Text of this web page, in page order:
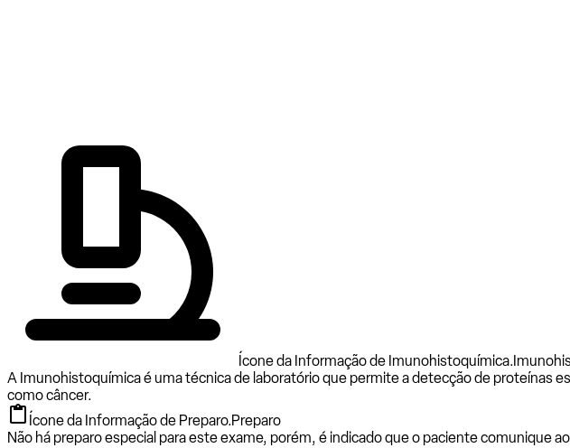
Ícone da Informação de Imunohistoquímica.
A Imunohistoquímica é uma técnica de laboratório que permite a detecção de proteínas
como câncer.
Ícone da Informação de Preparo.Preparo
Não há preparo especial para este exame, porém, é indicado que o paciente comunique